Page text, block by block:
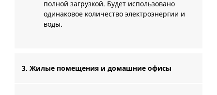
полной загрузкой. Будет использовано
одинаковое количество электроэнергии и
воды.
3. Жилые помещения и домашние офисы